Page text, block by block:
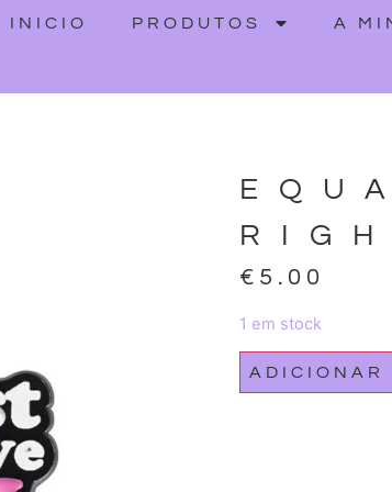
INICIO PRODUTOS A
€ 5.00
1 em stock
ADICIONAR